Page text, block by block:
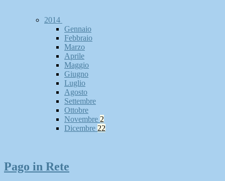
2014
Gennaio
Febbraio
Marzo
Aprile
Maggio
Giugno
Luglio
Agosto
Settembre
Ottobre
Novembre 2
Dicembre 22
Pago in Rete